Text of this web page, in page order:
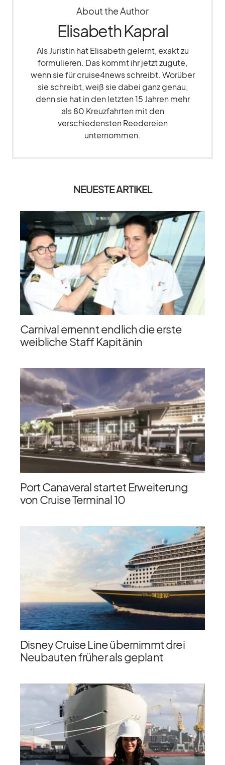
About the Author
Elisabeth Kapral
Als Juristin hat Elisabeth gelernt, exakt zu
formulieren. Das kommt ihr jetzt zugute,
wenn sie für cruise4news schreibt. Worüber
sie schreibt, weiß sie dabei ganz genau,
denn sie hat in den letzten 15 Jahren mehr
als 80 Kreuzfahrten mit den
verschiedensten Reedereien
unternommen.
NEUESTE ARTIKEL
Carnival ernennt endlich die erste
weibliche Staff Kapitänin
Port Canaveral startet Erweiterung
von Cruise Terminal 10
Disney Cruise Line übernimmt drei
Neubauten früher als geplant